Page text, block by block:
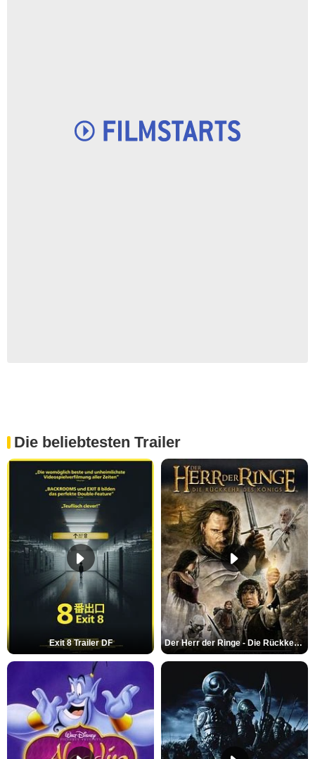
Die beliebtesten Trailer
Exit 8 Trailer DF Der Herr der Ringe - Die Rückkehr des Königs Trailer OV